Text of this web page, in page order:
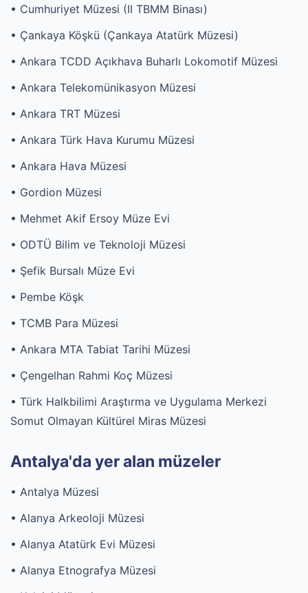
• Cumhuriyet Müzesi (II TBMM Binası)
• Çankaya Köşkü (Çankaya Atatürk Müzesi)
• Ankara TCDD Açıkhava Buharlı Lokomotif Müzesi
• Ankara Telekomünikasyon Müzesi
• Ankara TRT Müzesi
• Ankara Türk Hava Kurumu Müzesi
• Ankara Hava Müzesi
• Gordion Müzesi
• Mehmet Akif Ersoy Müze Evi
• ODTÜ Bilim ve Teknoloji Müzesi
• Şefik Bursalı Müze Evi
• Pembe Köşk
• TCMB Para Müzesi
• Ankara MTA Tabiat Tarihi Müzesi
• Çengelhan Rahmi Koç Müzesi
• Türk Halkbilimi Araştırma ve Uygulama Merkezi
Somut Olmayan Kültürel Miras Müzesi
Antalya'da yer alan müzeler
• Antalya Müzesi
• Alanya Arkeoloji Müzesi
• Alanya Atatürk Evi Müzesi
• Alanya Etnografya Müzesi